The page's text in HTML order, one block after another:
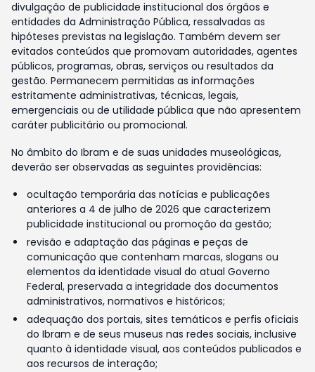
divulgação de publicidade institucional dos órgãos e
entidades da Administração Pública, ressalvadas as
hipóteses previstas na legislação. Também devem ser
evitados conteúdos que promovam autoridades, agentes
públicos, programas, obras, serviços ou resultados da
gestão. Permanecem permitidas as informações
estritamente administrativas, técnicas, legais,
emergenciais ou de utilidade pública que não apresentem
caráter publicitário ou promocional.
No âmbito do Ibram e de suas unidades museológicas,
deverão ser observadas as seguintes providências:
ocultação temporária das notícias e publicações
anteriores a 4 de julho de 2026 que caracterizem
publicidade institucional ou promoção da gestão;
revisão e adaptação das páginas e peças de
comunicação que contenham marcas, slogans ou
elementos da identidade visual do atual Governo
Federal, preservada a integridade dos documentos
administrativos, normativos e históricos;
adequação dos portais, sites temáticos e perfis oficiais
do Ibram e de seus museus nas redes sociais, inclusive
quanto à identidade visual, aos conteúdos publicados e
aos recursos de interação;